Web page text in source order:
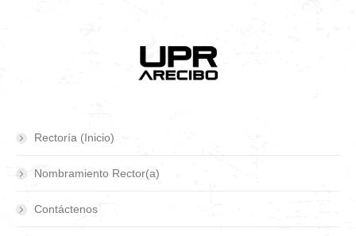
Rectoría (Inicio)
Nombramiento Rector(a)
Contáctenos